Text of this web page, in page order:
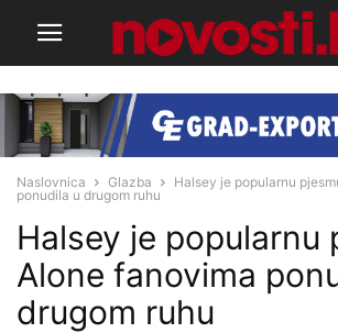
Naslovnica Glazba
Halsey je popularnu
ponudila u drugom ruhu
Halsey je popularnu
Alone fanovima
drugom ruhu